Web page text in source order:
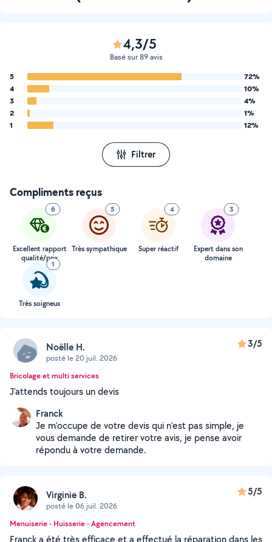
4,3/5
Basé sur 89 avis
5
72%
4
10%
3
4%
2
1%
1
12%
Filtrer
Compliments reçus
6
Excellent rapport
qualité/prix
5
Très sympathique
4
Super réactif
3
Expert dans son
domaine
1
Très soigneux
Noëlle H.
posté le 20 juil. 2026
3/5
Bricolage et multi services
J'attends toujours un devis
Franck
Je m’occupe de votre devis qui n’est pas simple, je
vous demande de retirer votre avis, je pense avoir
répondu à votre demande.
Virginie B.
posté le 06 juil. 2026
5/5
Menuiserie - Huisserie - Agencement
Franck a été très efficace et a effectué la réparation dans les